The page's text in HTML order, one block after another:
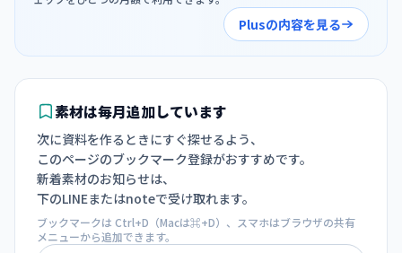
Plusの内容を見る
素材は毎月追加しています
次に資料を作るときにすぐ探せるよう、
このページのブックマーク登録がおすすめです。
新着素材のお知らせは、
下のLINEまたはnoteで受け取れます。
ブックマークは Ctrl+D（Macは⌘+D）、スマホはブラウザの共有
メニューから追加できます。